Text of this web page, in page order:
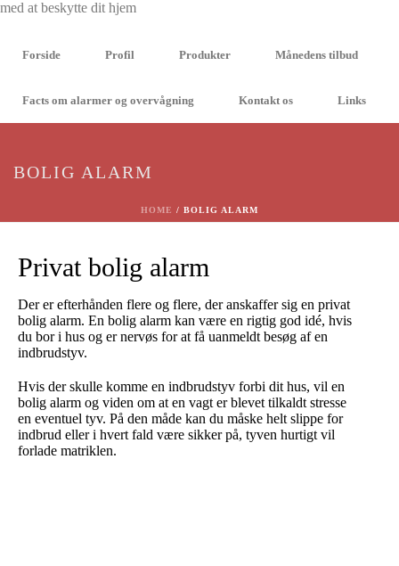
Forside Profil Produkter Månedens tilbud
Facts om alarmer og overvågning Kontakt os Links
BOLIG ALARM
HOME / BOLIG ALARM
Privat bolig alarm
Der er efterhånden flere og flere, der anskaffer sig en privat
bolig alarm. En bolig alarm kan være en rigtig god idé, hvis
du bor i hus og er nervøs for at få uanmeldt besøg af en
indbrudstyv.
Hvis der skulle komme en indbrudstyv forbi dit hus, vil en
bolig alarm og viden om at en vagt er blevet tilkaldt stresse
en eventuel tyv. På den måde kan du måske helt slippe for
indbrud eller i hvert fald være sikker på, tyven hurtigt vil
forlade matriklen.